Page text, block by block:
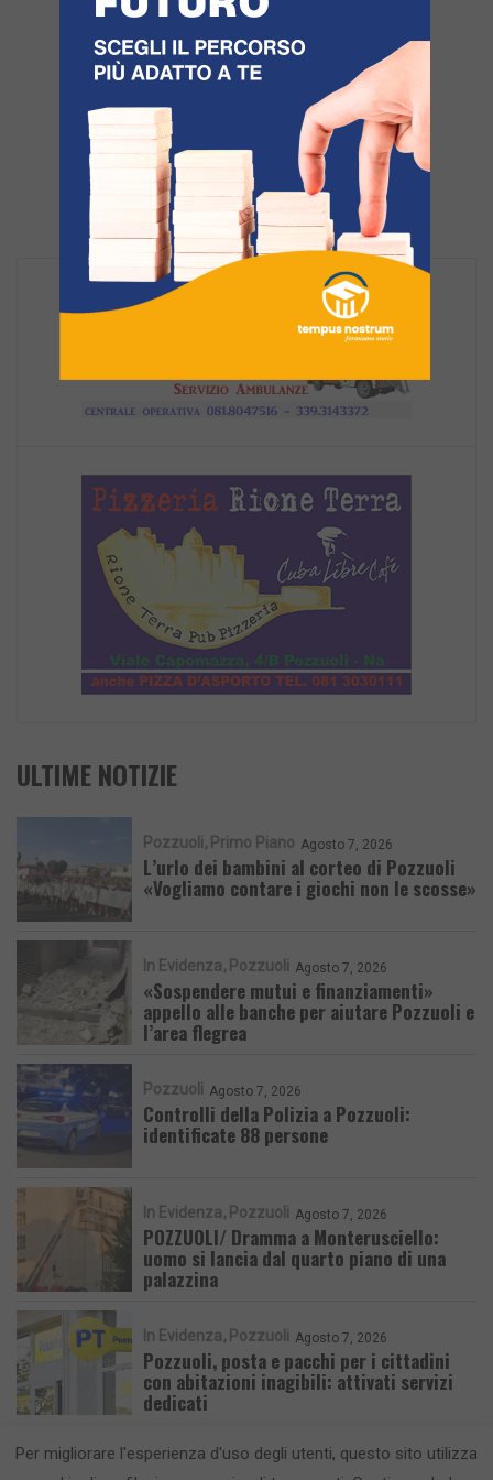
ULTIME NOTIZIE
Pozzuoli Primo Piano Agosto 7, 2026
L’urlo dei bambini al corteo di Pozzuoli
«Vogliamo contare i giochi non le scosse»
In Evidenza Pozzuoli Agosto 7, 2026
«Sospendere mutui e finanziamenti»
appello alle banche per aiutare Pozzuoli e
l’area flegrea
Pozzuoli Agosto 7, 2026
Controlli della Polizia a Pozzuoli:
identificate 88 persone
In Evidenza Pozzuoli Agosto 7, 2026
POZZUOLI/ Dramma a Monterusciello:
uomo si lancia dal quarto piano di una
palazzina
In Evidenza Pozzuoli Agosto 7, 2026
Pozzuoli, posta e pacchi per i cittadini
con abitazioni inagibili: attivati servizi
dedicati
Per migliorare l'esperienza d'uso degli utenti, questo sito utilizza